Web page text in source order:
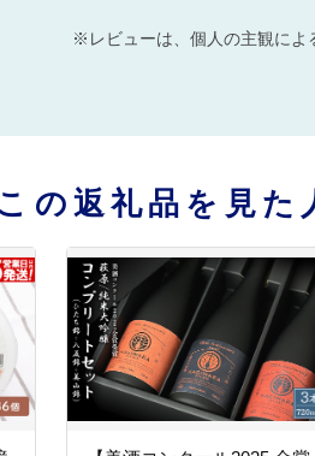
※レビューは、個人の主観によ
この返礼品を見た